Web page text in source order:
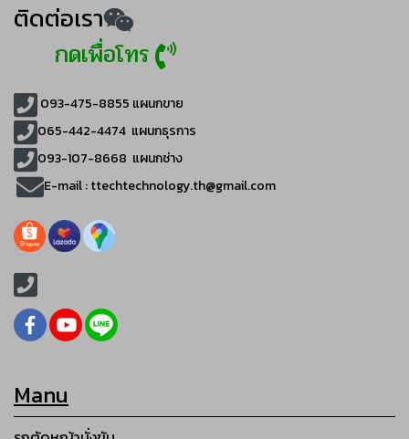
ติดต่อเรา
กดเพื่อโทร
093-475-8855 แผนกขาย
065-442-4474 แผนกธุรการ
093-107-8668 แผนกช่าง
E-mail :ttechtechnology.th@gmail.com
Manu